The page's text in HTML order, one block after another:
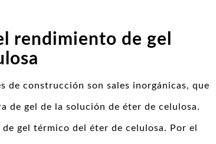
rendimiento de gel
de construcción son sales inorgánicas, que
de gel de la solución de éter de celulosa.
gel térmico del éter de celulosa. Por el